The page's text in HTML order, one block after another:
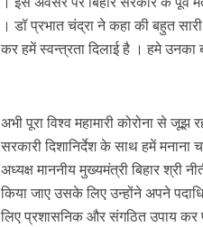
नेहा म्यूजिक वर्ल्ड पर
s
A
p
b
o
er gr
a
e
n
। डॉ प्रभात चंद्रा ने कहा की बहुत
कर हमें स्वन्त्रता दिलाई है । हमे उनका
अभी पूरा विश्व महामारी कोरोना से
सरकारी दिशानिर्देश के साथ हमें मनाना
अध्यक्ष माननीय मुख्यमंत्री बिहार श्री
किया जाए उसके लिए उन्होंने अपने
लिए प्रशासनिक और संगठित उपाय कर